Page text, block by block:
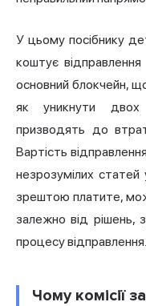
У цьому посібнику
коштує
основний блокчейн,
як уникнути двох
призводять до
Вартість
незрозумілих статей
зрештою платите,
залежно від рішень,
процесу відправлення.
Чому комісії